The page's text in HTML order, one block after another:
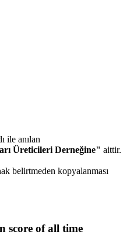
ile anılan
Üreticileri Derneğine" aittir.
belirtmeden kopyalanması
score of all time